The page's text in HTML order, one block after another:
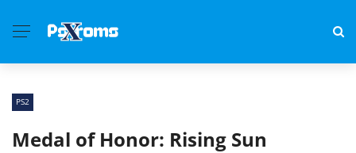
PS2
Medal of Honor: Rising Sun